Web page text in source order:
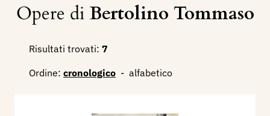
Opere diBertolino Tommaso
Risultati trovati: 7
Ordine: cronologico - alfabetico